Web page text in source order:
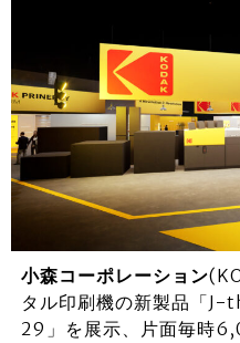
小森コーポレーション
タル印刷機の新製品「J-
29」を展示、片面毎時